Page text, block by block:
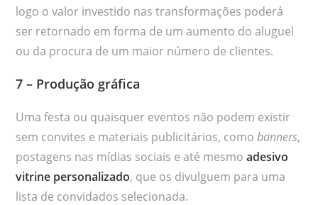
logo o valor investido nas transformações poderá
ser retornado em forma de um aumento do aluguel
ou da procura de um maior número de clientes.
7 – Produção gráfica
Uma festa ou quaisquer eventos não podem existir
sem convites e materiais publicitários, comobanners,
postagens nas mídias sociais e até mesmoadesivo
vitrine personalizado, que os divulguem para uma
lista de convidados selecionada.